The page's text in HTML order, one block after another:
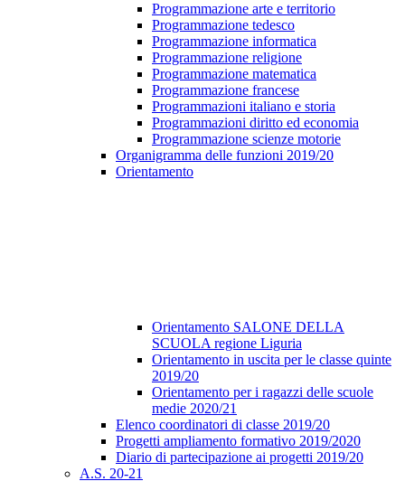
Programmazione arte e territorio
Programmazione tedesco
Programmazione informatica
Programmazione religione
Programmazione matematica
Programmazione francese
Programmazioni italiano e storia
Programmazioni diritto ed economia
Programmazione scienze motorie
Organigramma delle funzioni 2019/20
Orientamento
Orientamento SALONE DELLA
SCUOLA regione Liguria
Orientamento in uscita per le classe quinte
2019/20
Orientamento per i ragazzi delle scuole
medie 2020/21
Elenco coordinatori di classe 2019/20
Progetti ampliamento formativo 2019/2020
Diario di partecipazione ai progetti 2019/20
A.S. 20-21